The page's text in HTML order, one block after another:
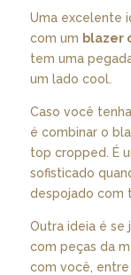
Uma excelente
com um blazer
tem uma
um lado cool.
Caso você
é combinar o
top cropped. É
sofisticado
despojado com
Outra ideia é se
com peças da
com você,